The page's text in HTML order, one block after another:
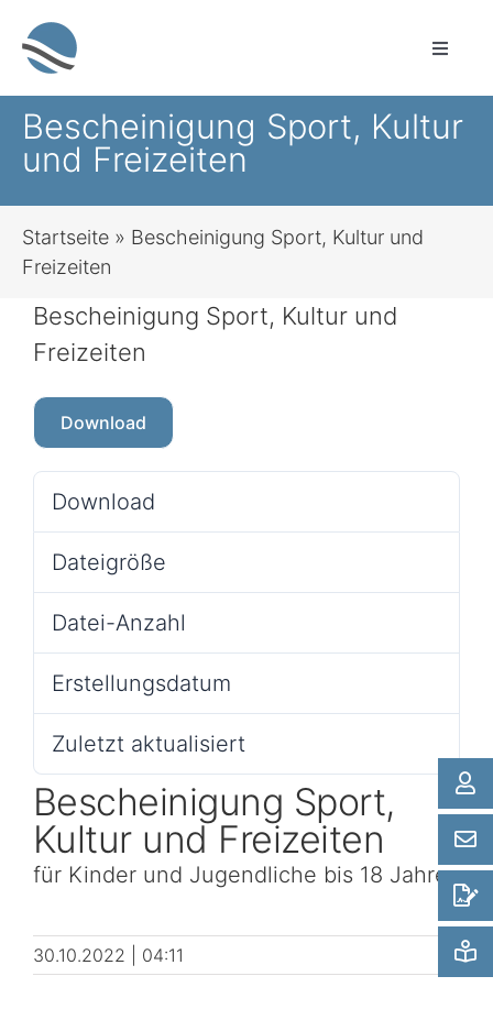
Inhalt
springen
Toggle
Leichte Sprache
Startseite
Sozialleistungen für alle Lebenslagen
Bauen & Wohnen
Brandschutz, Rettungsdienst, Zivil- und
Katastrophenschutz
Familien, Frauen, Jugendliche & Kinder
Gesundheit
Einwanderung, Auswanderung & Integration
Inklusion
Natur, Umwelt & Klimaschutz
Bescheinigung Sport, Kultur
und Freizeiten
Startseite » Bescheinigung Sport, Kultur und
Freizeiten
Bescheinigung Sport, Kultur und
Freizeiten
Download
Download
Dateigröße
Datei-Anzahl
Erstellungsdatum
Zuletzt aktualisiert
Bescheinigung Sport,
Kultur und Freizeiten
für Kinder und Jugendliche bis 18 Jahre
30.10.2022 | 04:11